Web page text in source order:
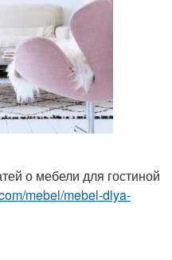
о мебели для гостиной
mebel/mebel-dlya-